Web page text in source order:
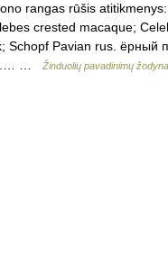
rangas rūšis
crested macaque;
Schopf Pavian rus. ёрный
…
Žinduolių pavadinimų